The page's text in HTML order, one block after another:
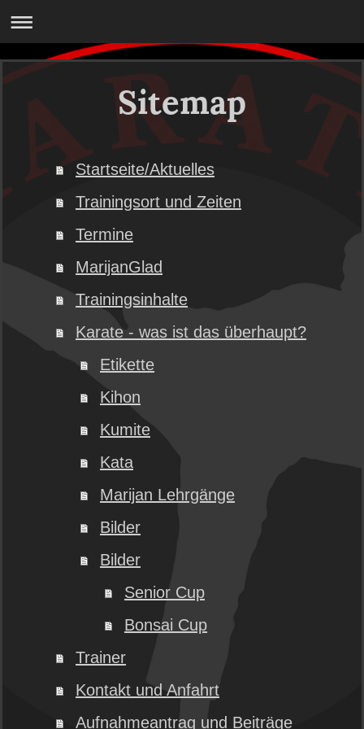
Sitemap
Startseite/Aktuelles
Trainingsort und Zeiten
Termine
MarijanGlad
Trainingsinhalte
Karate - was ist das überhaupt?
Etikette
Kihon
Kumite
Kata
Marijan Lehrgänge
Bilder
Bilder
Senior Cup
Bonsai Cup
Trainer
Kontakt und Anfahrt
Aufnahmeantrag und Beiträge